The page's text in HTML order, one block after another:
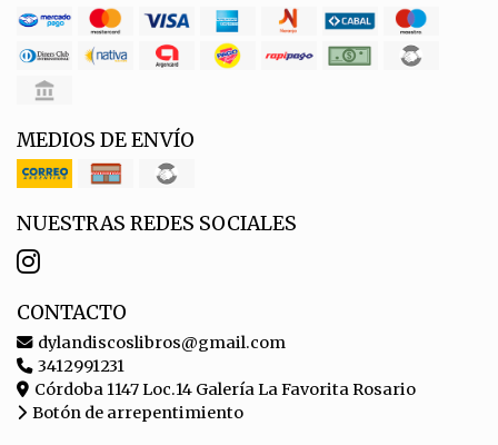
MEDIOS DE ENVÍO
NUESTRAS REDES SOCIALES
CONTACTO
dylandiscoslibros@gmail.com
3412991231
Córdoba 1147 Loc.14 Galería La Favorita Rosario
Botón de arrepentimiento